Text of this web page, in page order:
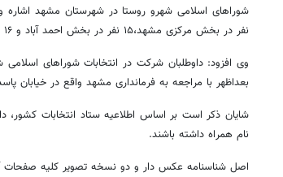
نفر در بخش مرکزی مشهد،۱۵ نفر در بخش احمد آباد و ۱۶ نفر نیز در بخش رضویه به صورت قطعی ثبت نام کرده اند.
بعداظهر با مراجعه به فرمانداری مشهد واقع در خیابان
شایان ذکر است بر اساس اطلاعیه ستاد انتخابات کشور،‌
نام همراه داشته باشند.
اصل شناسنامه عکس دار و دو نسخه تصویر کلیه صفحات